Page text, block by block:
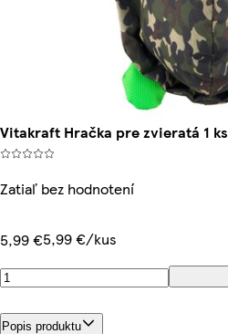
Vitakraft Hračka pre zvieratá 1 ks
Zatiaľ bez hodnotení
5,99 €5,99 €/kus
Popis produktu